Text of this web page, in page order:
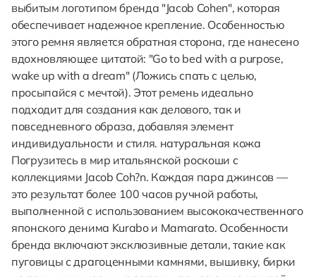
выбитым логотипом бренда "Jacob Cohen", которая
обеспечивает надежное крепление. Особенностью
этого ремня является обратная сторона, где нанесено
вдохновляющее цитатой: "Go to bed with a purpose,
wake up with a dream" (Ложись спать с целью,
просыпайся с мечтой). Этот ремень идеально
подходит для создания как делового, так и
повседневного образа, добавляя элемент
индивидуальности и стиля. натуральная кожа
Погрузитесь в мир итальянской роскоши с
коллекциями Jacob Coh?n. Каждая пара джинсов —
это результат более 100 часов ручной работы,
выполненной с использованием высококачественного
японского денима Kurabo и Mamarato. Особенности
бренда включают эксклюзивные детали, такие как
пуговицы с драгоценными камнями, вышивку, бирки